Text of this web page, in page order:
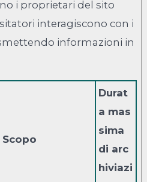
i proprietari del sito
interagiscono con i
informazioni in
Scopo
Durat
a mas
sima
di arc
hiviazi